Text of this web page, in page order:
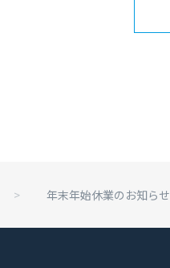
> 年末年始休業のお知らせ